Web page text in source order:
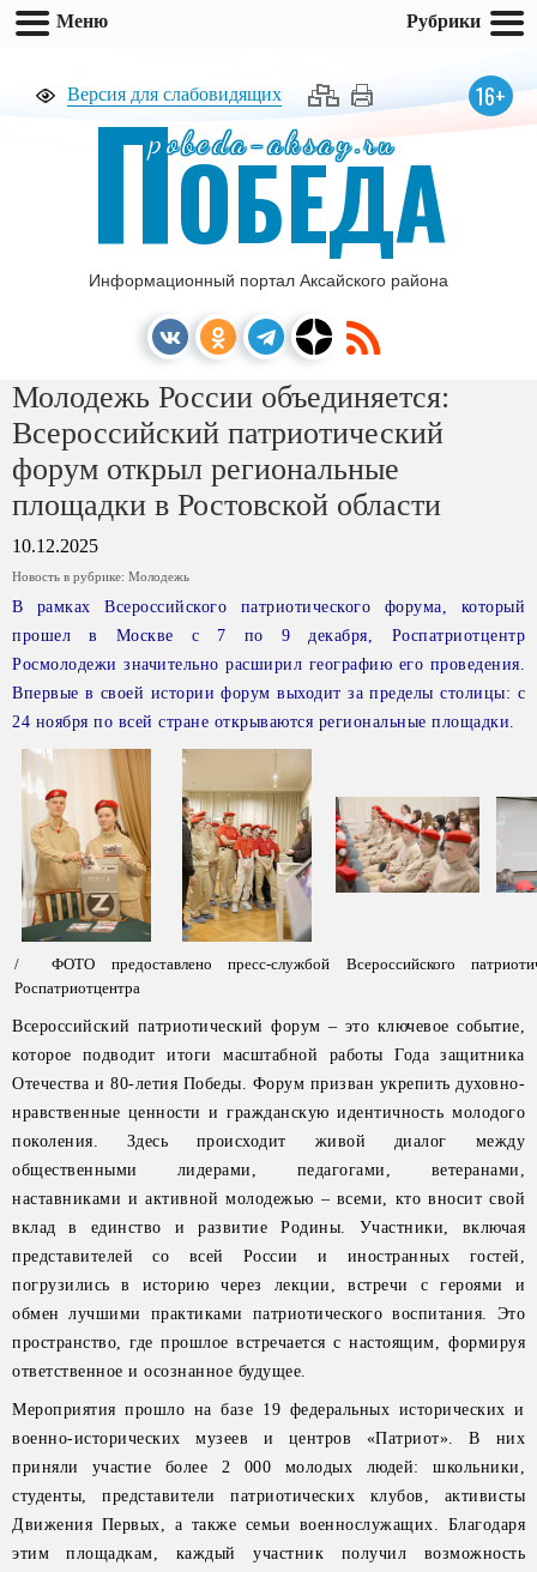
Версия для слабовидящих 16+
pobeda-aksay.ru
ПОБЕДА
Информационный портал Аксайского района
Молодежь России объединяется:
Всероссийский патриотический
форум открыл региональные
площадки в Ростовской области
10.12.2025
Новость в рубрике: Молодежь
В рамках Всероссийского патриотического форума, который
прошел в Москве с 7 по 9 декабря, Роспатриотцентр
Росмолодежи значительно расширил географию его проведения.
Впервые в своей истории форум выходит за пределы столицы: с
24 ноября по всей стране открываются региональные площадки.
/ ФОТО предоставлено пресс-службой Всероссийского
Роспатриотцентра
Всероссийский патриотический форум – это ключевое событие,
которое подводит итоги масштабной работы Года защитника
Отечества и 80-летия Победы. Форум призван укрепить духовно-
нравственные ценности и гражданскую идентичность молодого
поколения. Здесь происходит живой диалог между
общественными лидерами, педагогами, ветеранами,
наставниками и активной молодежью – всеми, кто вносит свой
вклад в единство и развитие Родины. Участники, включая
представителей со всей России и иностранных гостей,
погрузились в историю через лекции, встречи с героями и
обмен лучшими практиками патриотического воспитания. Это
пространство, где прошлое встречается с настоящим, формируя
ответственное и осознанное будущее.
Мероприятия прошло на базе 19 федеральных исторических и
военно-исторических музеев и центров «Патриот». В них
приняли участие более 2 000 молодых людей: школьники,
студенты, представители патриотических клубов, активисты
Движения Первых, а также семьи военнослужащих. Благодаря
этим площадкам, каждый участник получил возможность
Меню Рубрики